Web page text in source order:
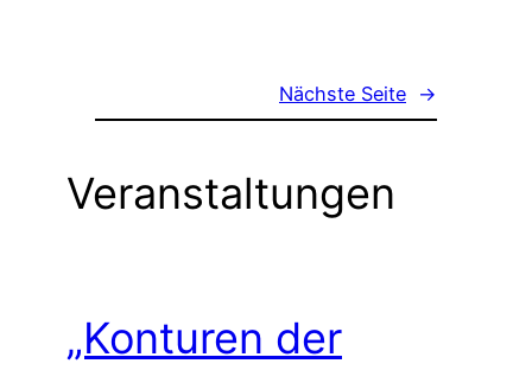
Nächste Seite →
Veranstaltungen
„Konturen der